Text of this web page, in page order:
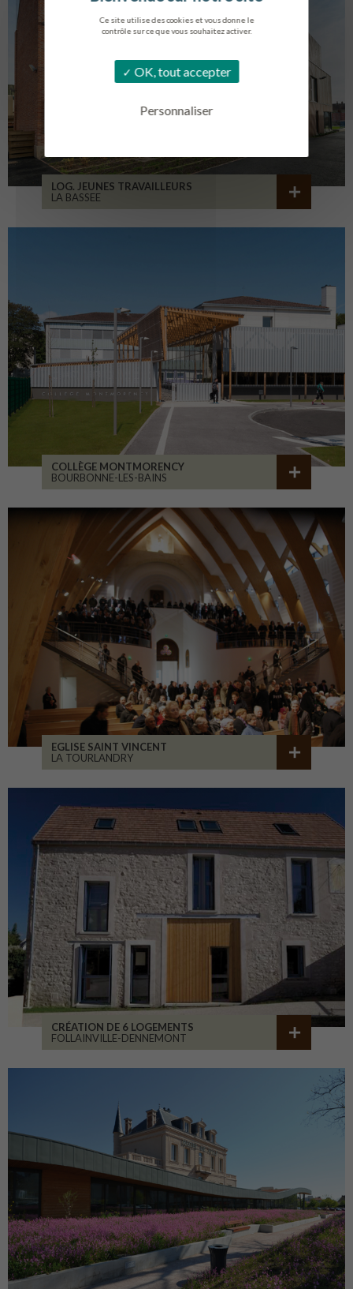
Ce site utilise des cookies et vous donne le
contrôle sur ce que vous souhaitez activer.
OK, tout accepter
Personnaliser
LOG. JEUNES TRAVAILLEURS
LA BASSEE
COLLÈGE MONTMORENCY
BOURBONNE-LES-BAINS
EGLISE SAINT VINCENT
LA TOURLANDRY
CRÉATION DE 6 LOGEMENTS
FOLLAINVILLE-DENNEMONT